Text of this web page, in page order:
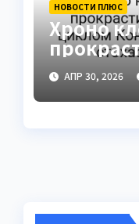
НОВОСТИ ПЛЮС
Хроно
АПР 30, 2026